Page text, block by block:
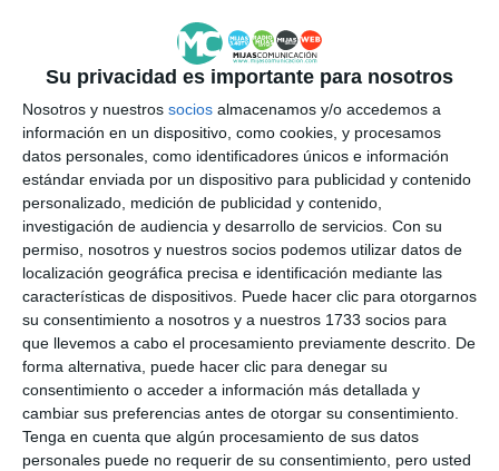
Su privacidad es importante para nosotros
Nosotros y nuestros socios almacenamos y/o accedemos a
información en un dispositivo, como cookies, y procesamos
datos personales, como identificadores únicos e información
estándar enviada por un dispositivo para publicidad y contenido
personalizado, medición de publicidad y contenido,
investigación de audiencia y desarrollo de servicios. Con su
permiso, nosotros y nuestros socios podemos utilizar datos de
localización geográfica precisa e identificación mediante las
características de dispositivos. Puede hacer clic para otorgarnos
su consentimiento a nosotros y a nuestros 1733 socios para
que llevemos a cabo el procesamiento previamente descrito. De
forma alternativa, puede hacer clic para denegar su
consentimiento o acceder a información más detallada y
cambiar sus preferencias antes de otorgar su consentimiento.
Tenga en cuenta que algún procesamiento de sus datos
personales puede no requerir de su consentimiento, pero usted
“Si queremos que cambien
las cosas tenemos la
obligación de votar”
CRISTINA BEJARANO | CRISTINA LUQUE ACTUALIDAD
En Mijas son cerca de 48.000 las personas censadas llamadas a
votar este 23J
Vive Mijas de Noche homenajea
a Juan Antonio Gómez con
música en directo